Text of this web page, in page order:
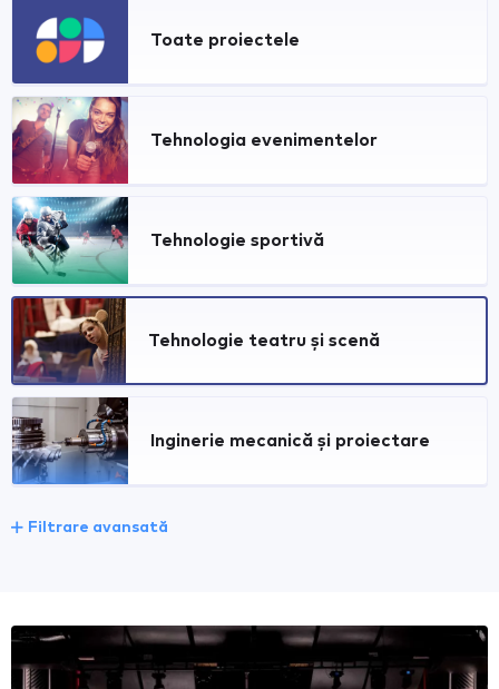
Toate proiectele
Tehnologia evenimentelor
Tehnologie sportivă
Tehnologie teatru și scenă
Inginerie mecanică și proiectare
Filtrare avansată